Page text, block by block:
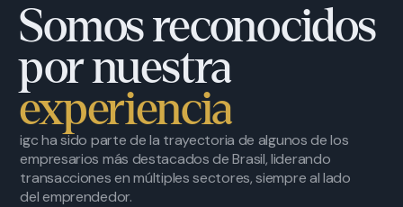
Somos reconocidos
por nuestra
experiencia
igc ha sido parte de la trayectoria de algunos de los
empresarios más destacados de Brasil, liderando
transacciones en múltiples sectores, siempre al lado
del emprendedor.